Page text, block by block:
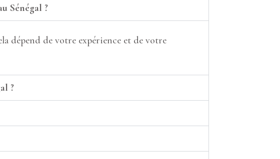
Sénégal ?
dépend de votre expérience et de votre
?